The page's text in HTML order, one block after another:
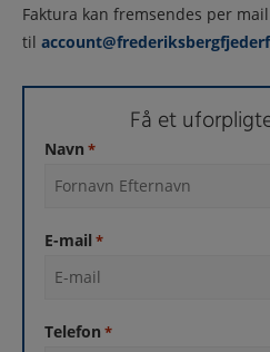
Faktura kan fremsendes per mail
til
Få et
Navn *
E-mail *
Telefon *